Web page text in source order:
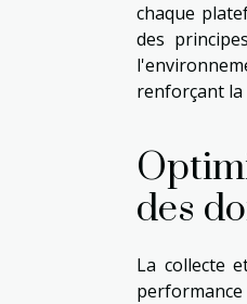
chaque
des
renforçant
des
La collecte